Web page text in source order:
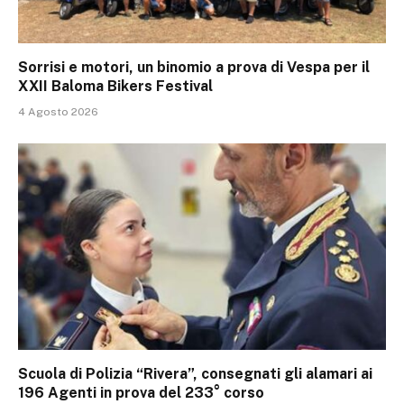
Sorrisi e motori, un binomio a prova di Vespa per il
XXII Baloma Bikers Festival
4 Agosto 2026
Scuola di Polizia “Rivera”, consegnati gli alamari ai
196 Agenti in prova del 233° corso